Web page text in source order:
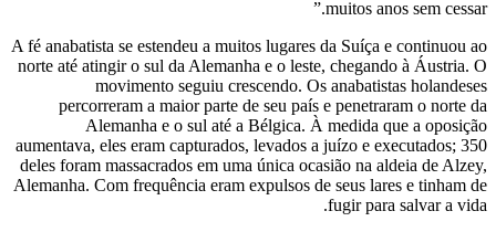
A fé anabatista se estendeu a muitos
norte até atingir o sul da Alemanha e o
movimento seguiu crescendo.
percorreram a maior parte de seu
Alemanha e o sul até a Bélgica.
aumentava, eles eram capturados, levados
deles foram massacrados em uma única
Alemanha. Com frequência eram expulsos